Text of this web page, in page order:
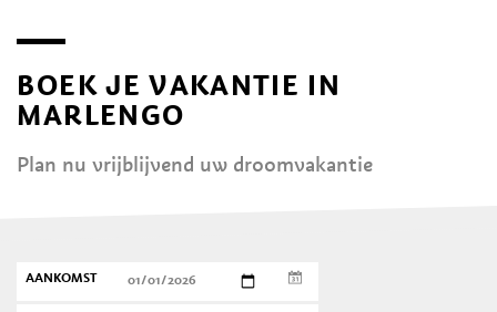
BOEK JE VAKANTIE IN
MARLENGO
Plan nu vrijblijvend uw droomvakantie
AANKOMST